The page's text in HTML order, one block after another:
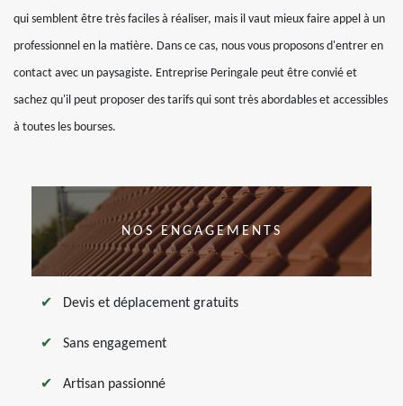
qui semblent être très faciles à réaliser, mais il vaut mieux faire appel à un
professionnel en la matière. Dans ce cas, nous vous proposons d'entrer en
contact avec un paysagiste. Entreprise Peringale peut être convié et
sachez qu'il peut proposer des tarifs qui sont très abordables et accessibles
à toutes les bourses.
NOS ENGAGEMENTS
Devis et déplacement gratuits
Sans engagement
Artisan passionné